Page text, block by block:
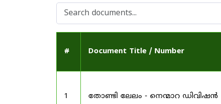
# Document Title / Number
1 തോണ്ടി ലേലം - നെന്മാറ ഡിവിഷൻ